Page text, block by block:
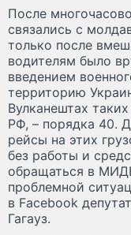
После
связались с
только после
водителям было
введением
территорию
Вулканештах
РФ, – порядка 40.
рейсы на этих
без работы и
обращаться в
проблемной
в Facebook
Гагауз.